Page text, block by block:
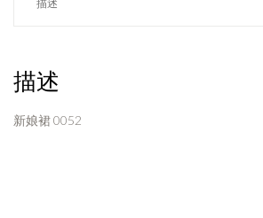
描述
描述
新娘裙 0052